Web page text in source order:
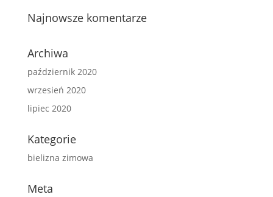
Najnowsze komentarze
Archiwa
październik 2020
wrzesień 2020
lipiec 2020
Kategorie
bielizna zimowa
Meta